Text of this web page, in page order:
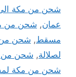
شحن من مكة
عمان, شحن من
مسقط, شحن من
لصلالة, شحن من
شحن من مكة